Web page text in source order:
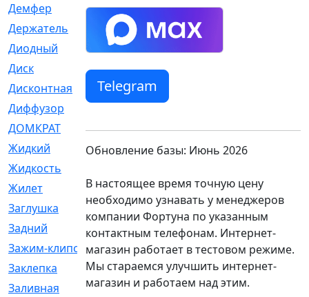
Демфер
[1]
Держатель
[5]
Диодный
[3]
Диск
[418]
Дисконтная
[1]
Диффузор
ДОМКРАТ
[1]
Жидкий
[5]
Жидкость
Жилет
[1]
Заглушка
[21]
Задний
[528]
Зажим-клипса
[1]
Заклепка
[1]
Заливная
[4]
Telegram
Обновление базы: Июнь 2026
В настоящее время точную цену
необходимо узнавать у менеджеров
компании Фортуна по указанным
контактным телефонам. Интернет-
магазин работает в тестовом режиме.
Мы стараемся улучшить интернет-
магазин и работаем над этим.